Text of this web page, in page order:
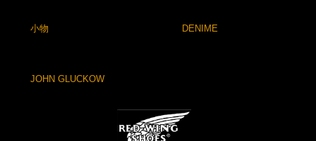
小物 DENIME
JOHN GLUCKOW